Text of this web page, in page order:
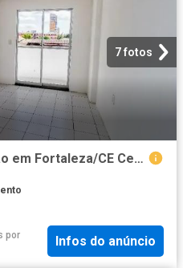
7 fotos
Apartamento para Locação em Fortaleza/CE Centro 2 Quartos
por
Infos do anúncio